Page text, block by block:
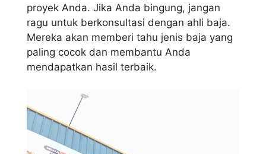
proyek Anda. Jika Anda bingung, jangan
ragu untuk berkonsultasi dengan ahli baja.
Mereka akan memberi tahu jenis baja yang
paling cocok dan membantu Anda
mendapatkan hasil terbaik.